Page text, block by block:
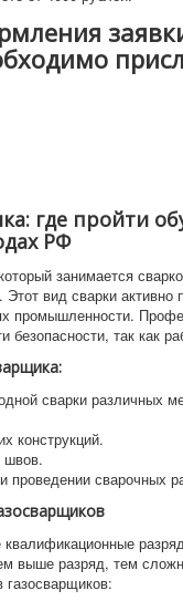
где пройти
РФ
занимается
Этот вид сварки
промышленности.
безопасности, так как
сварки различных
конструкций.
швов.
проведении сварочных
квалификационные
выше разряд, тем